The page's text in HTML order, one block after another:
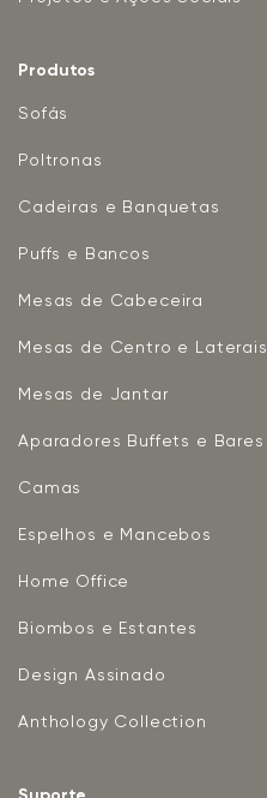
Produtos
Sofás
Poltronas
Cadeiras e Banquetas
Puffs e Bancos
Mesas de Cabeceira
Mesas de Centro e Laterais
Mesas de Jantar
Aparadores Buffets e Bares
Camas
Espelhos e Mancebos
Home Office
Biombos e Estantes
Design Assinado
Anthology Collection